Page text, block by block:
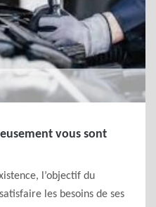
vous sont
l’objectif du
les besoins de ses